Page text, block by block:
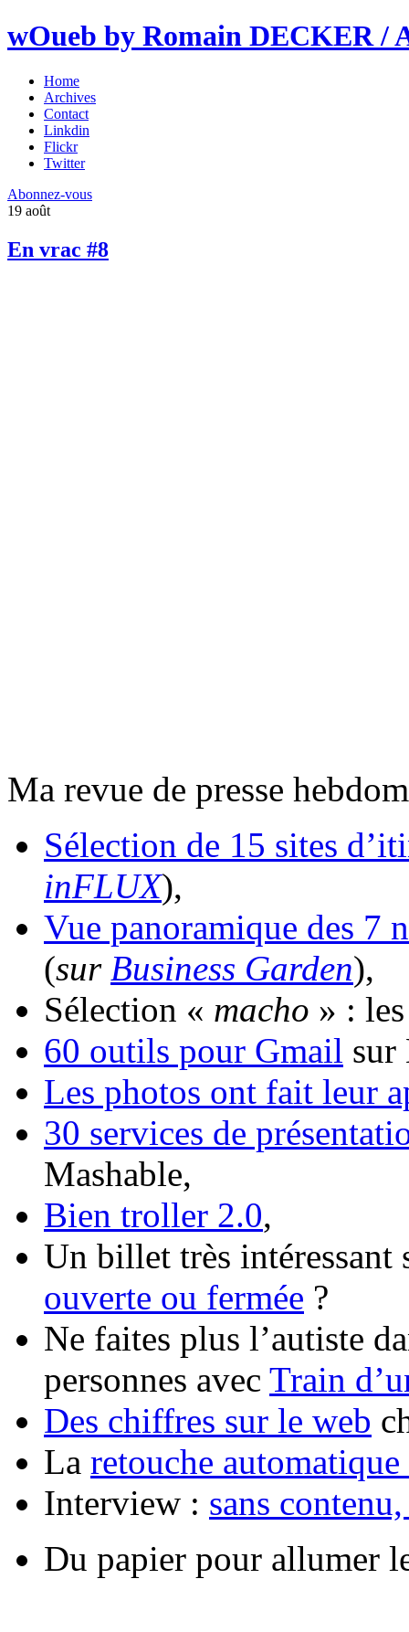
wOueb by Romain DECKER /
Home
Archives
Contact
Linkdin
Flickr
Twitter
Abonnez-vous
19 août
En vrac #8
Ma revue de presse
Sélection de 15 sites
inFLUX),
Vue panoramique des 7
(sur Business Garden),
Sélection « macho » :
60 outils pour Gmail sur
Les photos ont fait leur
30 services de
Mashable,
Bien troller 2.0,
Un billet très
ouverte ou fermée ?
Ne faites plus l’autiste
personnes avec Train
Des chiffres sur le web
La retouche
Interview : sans
Du papier pour allumer